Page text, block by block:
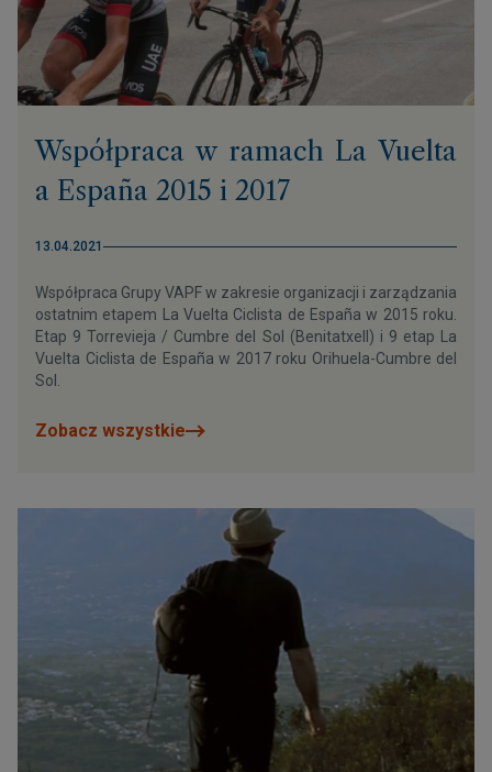
Współpraca w ramach La Vuelta
a España 2015 i 2017
13.04.2021
Współpraca Grupy VAPF w zakresie organizacji i zarządzania
ostatnim etapem La Vuelta Ciclista de España w 2015 roku.
Etap 9 Torrevieja / Cumbre del Sol (Benitatxell) i 9 etap La
Vuelta Ciclista de España w 2017 roku Orihuela-Cumbre del
Sol.
Zobacz wszystkie